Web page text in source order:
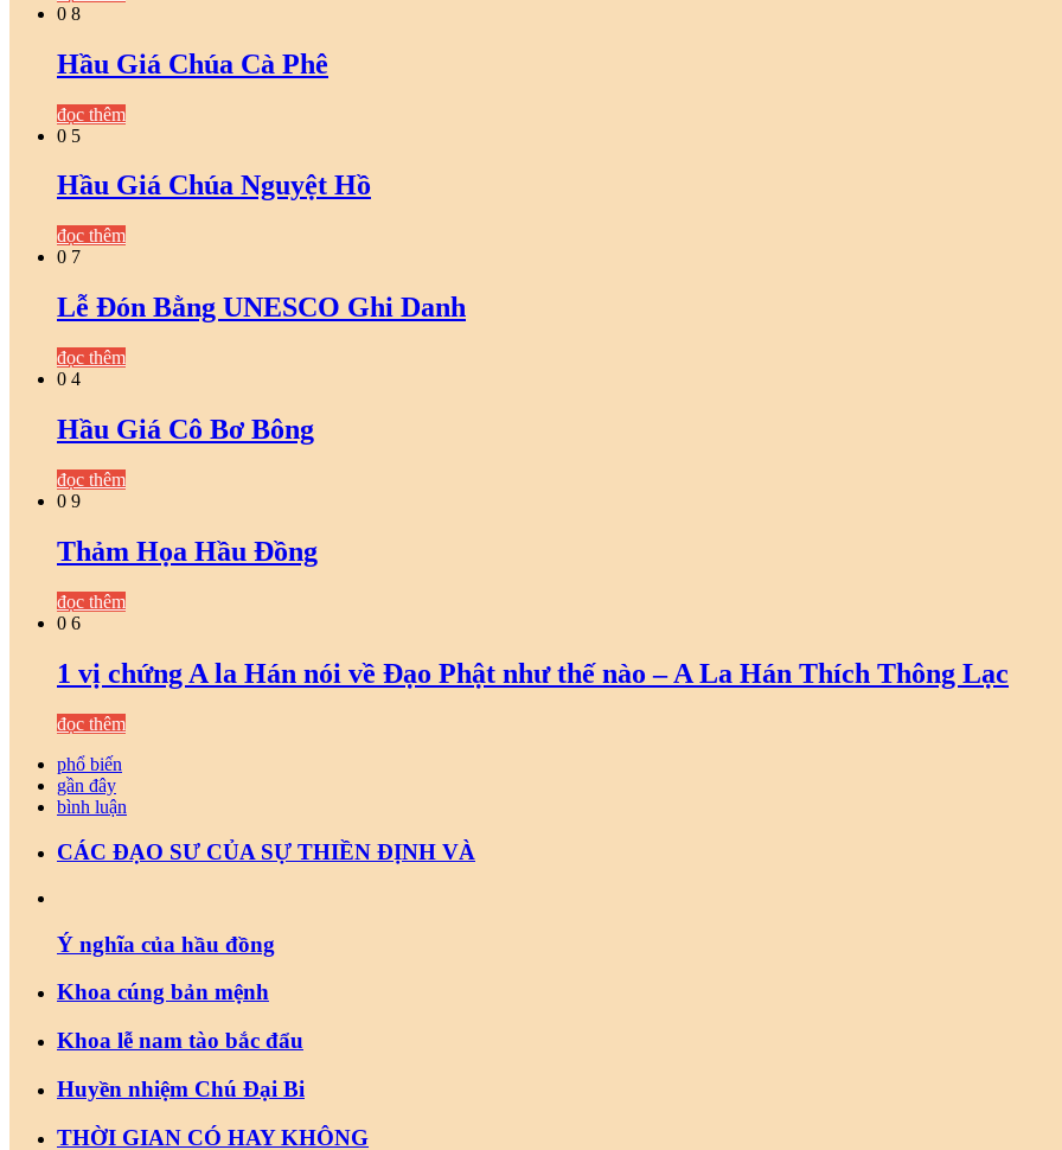
0 8
Hầu Giá Chúa Cà Phê
đọc thêm
0 5
Hầu Giá Chúa Nguyệt Hồ
đọc thêm
0 7
Lễ Đón Bằng UNESCO Ghi Danh
đọc thêm
0 4
Hầu Giá Cô Bơ Bông
đọc thêm
0 9
Thảm Họa Hầu Đồng
đọc thêm
0 6
1 vị chứng A la Hán nói về Đạo Phật như thế nào – A La Hán Thích Thông Lạc
đọc thêm
phổ biến
gần đây
bình luận
CÁC ĐẠO SƯ CỦA SỰ THIỀN ĐỊNH VÀ
Ý nghĩa của hầu đồng
Khoa cúng bản mệnh
Khoa lễ nam tào bắc đẩu
Huyền nhiệm Chú Đại Bi
THỜI GIAN CÓ HAY KHÔNG